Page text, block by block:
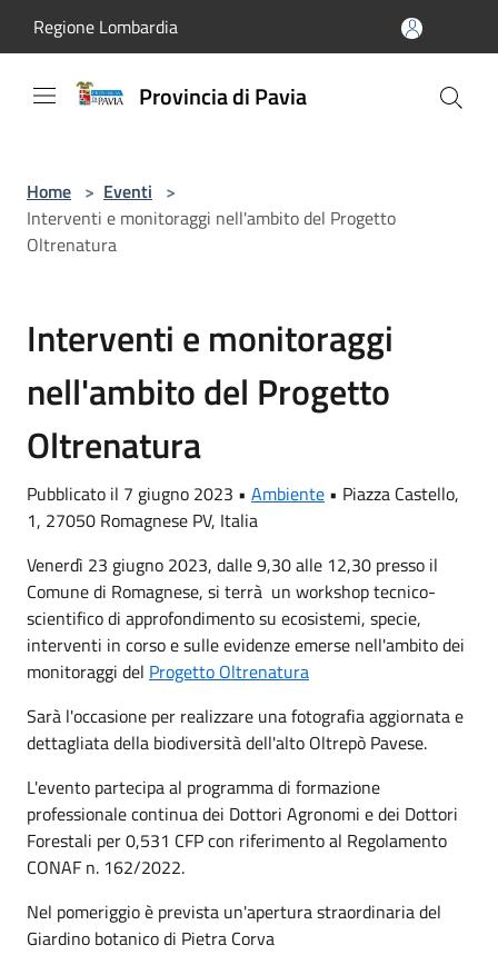
Regione Lombardia
Provincia di Pavia
Home > Eventi >
Interventi e monitoraggi nell'ambito del Progetto
Oltrenatura
Interventi e monitoraggi
nell'ambito del Progetto
Oltrenatura
Pubblicato il 7 giugno 2023 • Ambiente • Piazza Castello,
1, 27050 Romagnese PV, Italia
Venerdì 23 giugno 2023, dalle 9,30 alle 12,30 presso il
Comune di Romagnese, si terrà un workshop tecnico-
scientifico di approfondimento su ecosistemi, specie,
interventi in corso e sulle evidenze emerse nell'ambito dei
monitoraggi del Progetto Oltrenatura
Sarà l'occasione per realizzare una fotografia aggiornata e
dettagliata della biodiversità dell'alto Oltrepò Pavese.
L'evento partecipa al programma di formazione
professionale continua dei Dottori Agronomi e dei Dottori
Forestali per 0,531 CFP con riferimento al Regolamento
CONAF n. 162/2022.
Nel pomeriggio è prevista un'apertura straordinaria del
Giardino botanico di Pietra Corva